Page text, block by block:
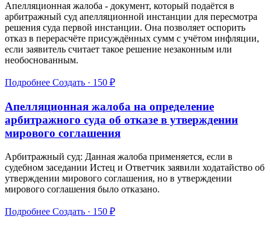
Апелляционная жалоба - документ, который подаётся в
арбитражный суд апелляционной инстанции для пересмотра
решения суда первой инстанции. Она позволяет оспорить
отказ в перерасчёте присуждённых сумм с учётом инфляции,
если заявитель считает такое решение незаконным или
необоснованным.
Подробнее Создать · 150 ₽
Апелляционная жалоба на определение
арбитражного суда об отказе в утверждении
мирового соглашения
Арбитражный суд: Данная жалоба применяется, если в
судебном заседании Истец и Ответчик заявили ходатайство об
утверждении мирового соглашения, но в утверждении
мирового соглашения было отказано.
Подробнее Создать · 150 ₽